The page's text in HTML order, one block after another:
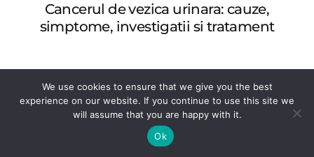
Cancerul de vezica urinara: cauze,
simptome, investigatii si tratament
We use cookies to ensure that we give you the best
experience on our website. If you continue to use this site we
will assume that you are happy with it.
Ok